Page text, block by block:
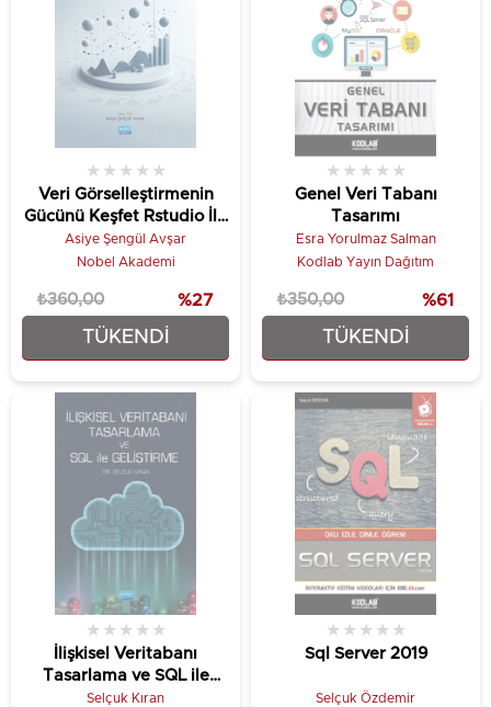
TÜKENDI
Veri Görselleştirmenin
Gücünü Keşfet Rstudio İle
Veri Görselleştirme
★ ★ ★ ★ ★
Asiye Şengül Avşar
Nobel Akademi
₺262,40
₺360,00 %27
TÜKENDI
Genel Veri Tabanı
Tasarımı
★ ★ ★ ★ ★
Esra Yorulmaz Salman
Kodlab Yayın Dağıtım
₺135,00
₺350,00 %61
İlişkisel Veritabanı
Tasarlama ve SQL ile
Geliştirme
★ ★ ★ ★ ★
Selçuk Kıran
Sql Server 2019
★ ★ ★ ★ ★
Selçuk Özdemir